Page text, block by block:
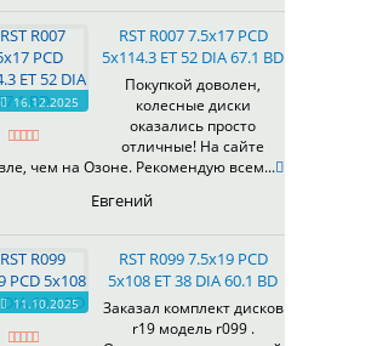
423
430
438
508
98
16.12.2025
RST R007 7.5x17 PCD
5x114.3 ET 52 DIA 67.1 BD
Покупкой доволен,
колесные диски
оказались просто
отличные! На сайте
чем на Озоне. Рекомендую всем...
Евгений
11.10.2025
RST R099 7.5x19 PCD
5x108 ET 38 DIA 60.1 BD
Заказал комплект дисков
r19 модель r099 .